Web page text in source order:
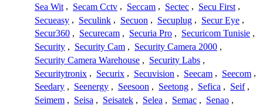
Sea Wit , Secam Cctv , Seccam , Sectec , Secu First ,
Secueasy , Seculink , Secuon , Secuplug , Secur Eye ,
Secur360 , Securecam , Securia Pro , Securicom Tunisie ,
Security , Security Cam , Security Camera 2000 ,
Security Camera Warehouse , Security Labs ,
Securitytronix , Securix , Secuvision , Seecam , Seecom ,
Seedary , Seenergy , Seesoon , Seetong , Sefica , Seif ,
Seimem , Seisa , Seisatek , Selea , Semac , Senao ,